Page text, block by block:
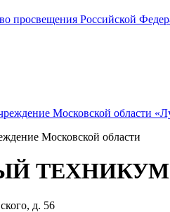
Московской области
ТЕХНИКУМ
д. 56